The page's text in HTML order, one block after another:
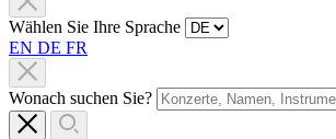
Wählen Sie Ihre Sprache
EN DE FR
Wonach suchen Sie?